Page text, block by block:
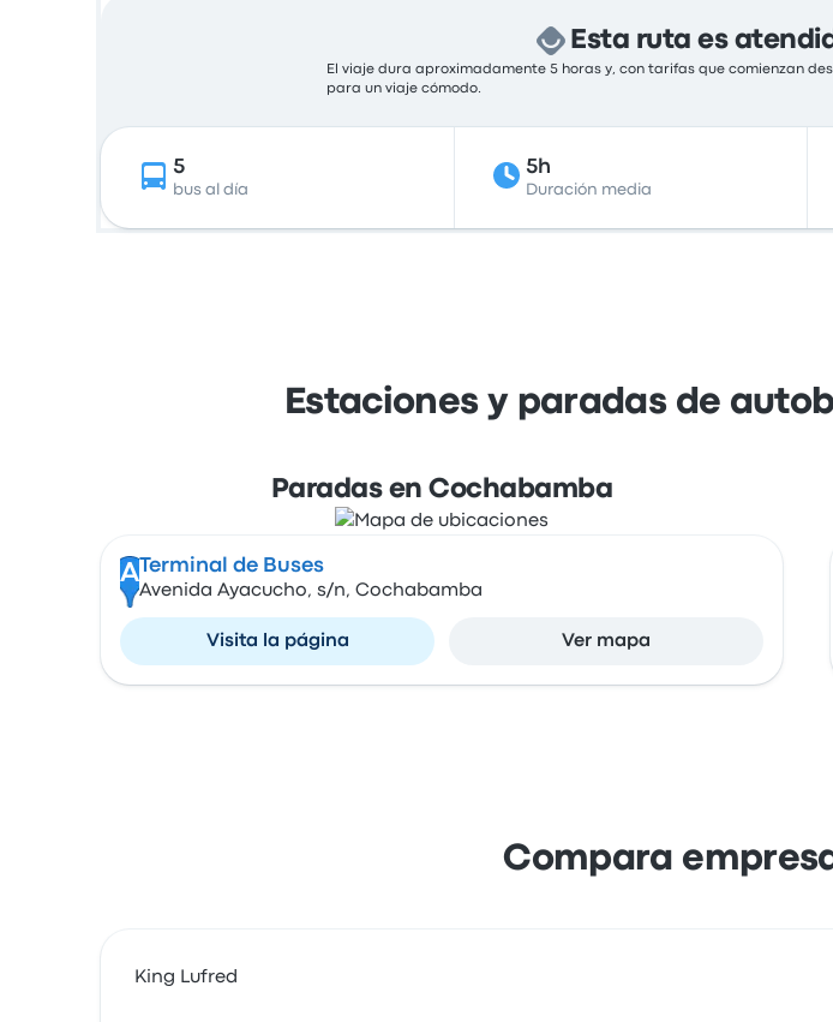
Esta ruta es
El viaje dura aproximadamente 5 horas y, con tarifas que comienzan
para un viaje cómodo.
5
bus al día
5h
Duración media
Estaciones y paradas de
Paradas en Cochabamba
A Terminal de Buses
Avenida Ayacucho, s/n, Cochabamba
Visita la página Ver mapa
Compara
King Lufred